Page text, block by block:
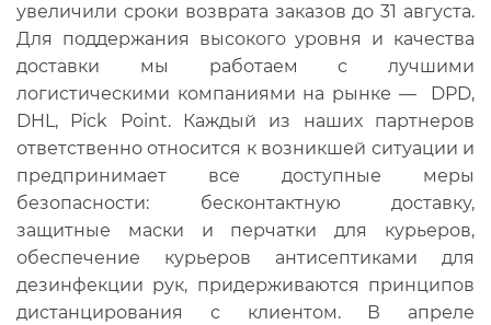
увеличили сроки возврата заказов до 31 августа.
Для поддержания высокого уровня и качества
доставки мы работаем с лучшими
логистическими компаниями на рынке — DPD,
DHL, Pick Point. Каждый из наших партнеров
ответственно относится к возникшей ситуации и
предпринимает все доступные меры
безопасности: бесконтактную доставку,
защитные маски и перчатки для курьеров,
обеспечение курьеров антисептиками для
дезинфекции рук, придерживаются принципов
дистанцирования с клиентом. В апреле